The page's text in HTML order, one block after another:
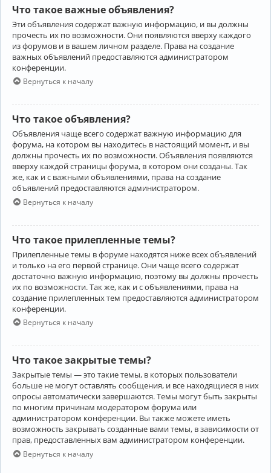
Что такое важные объявления?
Эти объявления содержат важную информацию, и вы должны
прочесть их по возможности. Они появляются вверху каждого
из форумов и в вашем личном разделе. Права на создание
важных объявлений предоставляются администратором
конференции.
Вернуться к началу
Что такое объявления?
Объявления чаще всего содержат важную информацию для
форума, на котором вы находитесь в настоящий момент, и вы
должны прочесть их по возможности. Объявления появляются
вверху каждой страницы форума, в котором они созданы. Так
же, как и с важными объявлениями, права на создание
объявлений предоставляются администратором.
Вернуться к началу
Что такое прилепленные темы?
Прилепленные темы в форуме находятся ниже всех объявлений
и только на его первой странице. Они чаще всего содержат
достаточно важную информацию, поэтому вы должны прочесть
их по возможности. Так же, как и с объявлениями, права на
создание прилепленных тем предоставляются администратором
конференции.
Вернуться к началу
Что такое закрытые темы?
Закрытые темы — это такие темы, в которых пользователи
больше не могут оставлять сообщения, и все находящиеся в них
опросы автоматически завершаются. Темы могут быть закрыты
по многим причинам модератором форума или
администратором конференции. Вы также можете иметь
возможность закрывать созданные вами темы, в зависимости от
прав, предоставленных вам администратором конференции.
Вернуться к началу